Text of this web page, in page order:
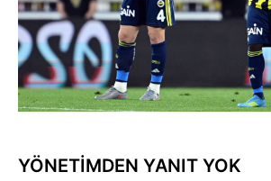
YÖNETİMDEN YANIT YOK